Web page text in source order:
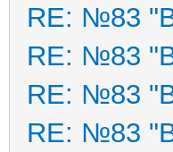
RE: №83
RE: №83
RE: №83
RE: №83